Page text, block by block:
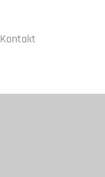
Kontakt